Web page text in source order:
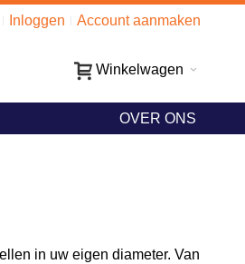
Inloggen Account aanmaken
Winkelwagen
OVER ONS
in uw eigen diameter. Van